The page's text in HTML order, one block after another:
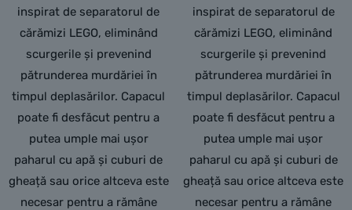
inspirat de separatorul de
cărămizi LEGO, eliminând
scurgerile și prevenind
pătrunderea murdăriei în
timpul deplasărilor. Capacul
poate fi desfăcut pentru a
putea umple mai ușor
paharul cu apă și cuburi de
gheață sau orice altceva este
necesar pentru a rămâne
inspirat de separatorul de
cărămizi LEGO, eliminând
scurgerile și prevenind
pătrunderea murdăriei în
timpul deplasărilor. Capacul
poate fi desfăcut pentru a
putea umple mai ușor
paharul cu apă și cuburi de
gheață sau orice altceva este
necesar pentru a rămâne